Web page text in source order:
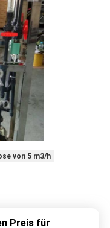
von 5 m3/h
Preis für